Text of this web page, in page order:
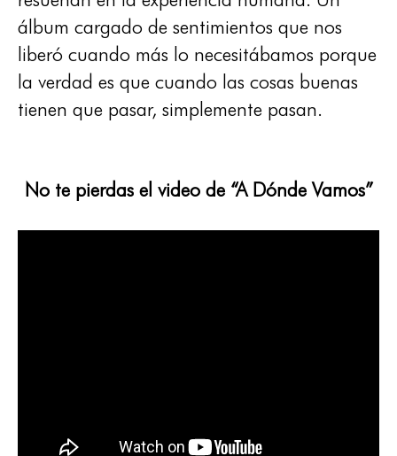
álbum cargado de sentimientos que nos
liberó cuando más lo necesitábamos porque
la verdad es que cuando las cosas buenas
tienen que pasar, simplemente pasan.
No te pierdas el video de “A Dónde Vamos”